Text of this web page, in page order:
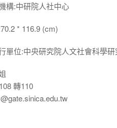
構:中研院人社中心
* 116.9 (cm)
單位:中央研究院人文社會科學
轉110